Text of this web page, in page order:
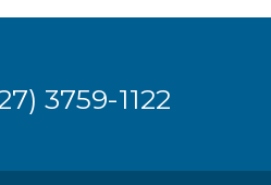
3759-1122